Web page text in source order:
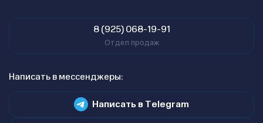
8 (925) 068-19-91
Отдел продаж
Написать в мессенджеры:
Написать в Telegram